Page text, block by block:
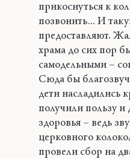
прикоснуться к
позвонить… И
предоставляют.
храма до сих пор
самодельными –
Сюда бы
дети насладились
получили пользу и
здоровья – ведь
церковного
провели сбор на